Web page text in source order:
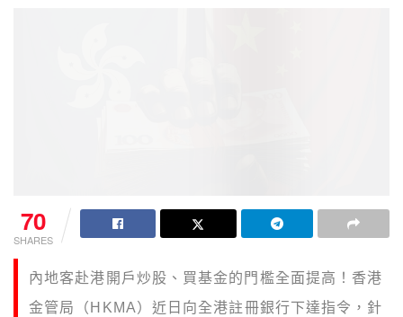
70
SHARES
內地客赴港開戶炒股、買基金的門檻全面提高！香港
金管局（HKMA）近日向全港註冊銀行下達指令，針